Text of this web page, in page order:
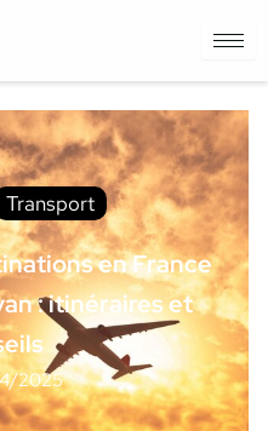
Transport
en France
: itinéraires et
2025